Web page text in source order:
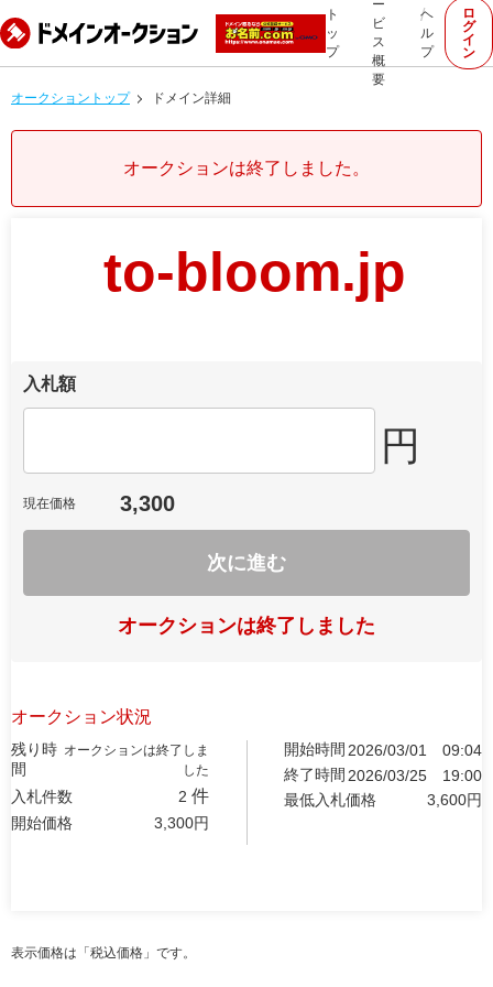
ト
ッ
プ
ー
ビ
ス
概
要
ヘ
ル
プ
ロ
グ
イ
ン
オークショントップ ドメイン詳細
オークションは終了しました。
to-bloom.jp
入札額
円
現在価格 3,300
次に進む
オークションは終了しました
オークション状況
残り時
間
オークションは終了しま
した
入札件数 2 件
開始価格 3,300円
開始時間 2026/03/01
09:04
終了時間 2026/03/25
19:00
最低入札価格
3,600円
表示価格は「税込価格」です。